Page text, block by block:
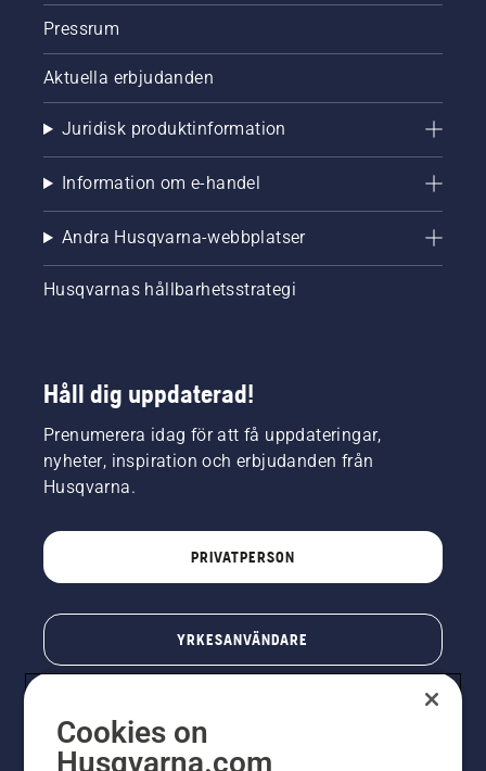
Pressrum
Aktuella erbjudanden
Juridisk produktinformation
Information om e-handel
Andra Husqvarna-webbplatser
Husqvarnas hållbarhetsstrategi
Håll dig uppdaterad!
Prenumerera idag för att få uppdateringar,
nyheter, inspiration och erbjudanden från
Husqvarna.
PRIVATPERSON
YRKESANVÄNDARE
Cookies on
Husqvarna.com